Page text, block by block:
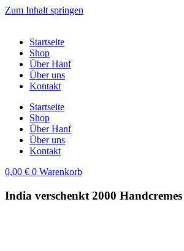
Zum Inhalt springen
Startseite
Shop
Über Hanf
Über uns
Kontakt
Startseite
Shop
Über Hanf
Über uns
Kontakt
0,00 € 0 Warenkorb
India verschenkt 2000 Handcremes